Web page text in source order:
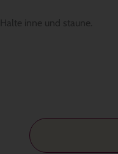
Halte inne und staune.